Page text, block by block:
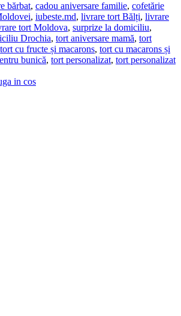
bărbat, cadou aniversare familie, cofetărie
, iubeste.md, livrare tort Bălți, livrare
tort Moldova, surprize la domiciliu,
Drochia, tort aniversare mamă, tort
tort cu fructe și macarons, tort cu macarons și
bunică, tort personalizat, tort personalizat
in cos